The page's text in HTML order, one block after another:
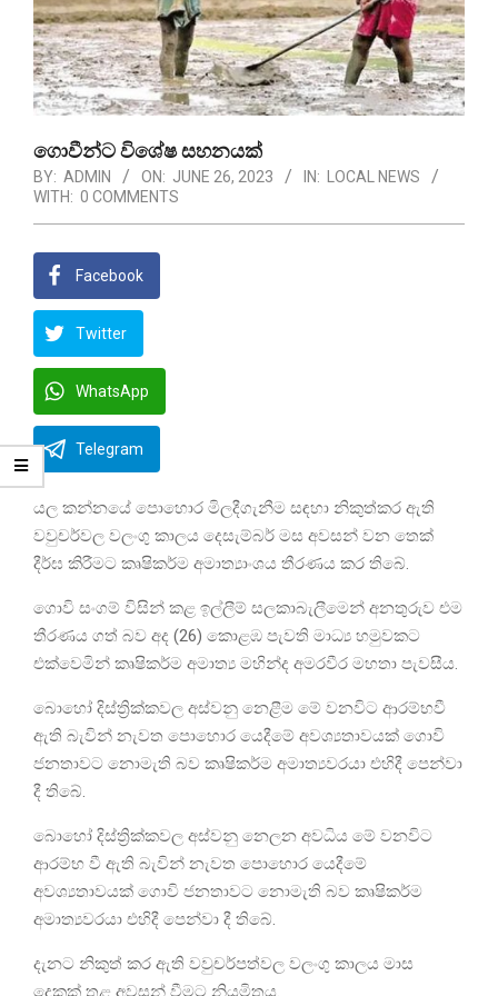
ගොවීන්ට විශේෂ සහනයක්
BY: ADMIN ON: JUNE 26, 2023 IN:
LOCAL NEWS
WITH: 0 COMMENTS
Facebook
Twitter
WhatsApp
Telegram
යල කන්නයේ පොහොර මිලදීගැනීම සඳහා නිකුත්කර ඇති
වවුචර්වල වලංගු කාලය දෙසැම්බර් මස අවසන් වන තෙක්
දීර්ඝ කිරීමට කෘෂිකර්ම අමාත්‍යාංශය තීරණය කර තිබේ.
ගොවි සංගම් විසින් කළ ඉල්ලීම් සලකාබැලීමෙන් අනතුරුව එම
තීරණය ගත් බව අද (26) කොළඹ පැවති මාධ්‍ය හමුවකට
එක්වෙමින් කෘෂිකර්ම අමාත්‍ය මහින්ද අමරවීර මහතා පැවසීය.
බොහෝ දිස්ත්‍රික්කවල අස්වනු නෙළීම මේ වනවිට ආරම්භවී
ඇති බැවින් නැවත පොහොර යෙදීමේ අවශ්‍යතාවයක් ගොවි
ජනතාවට නොමැති බව කෘෂිකර්ම අමාත්‍යවරයා එහිදී පෙන්වා
දී තිබේ.
බොහෝ දිස්ත්‍රික්කවල අස්වනු නෙලන අවධිය මේ වනවිට
ආරම්භ වී ඇති බැවින් නැවත පොහොර යෙදීමේ
අවශ්‍යතාවයක් ගොවි ජනතාවට නොමැති බව කෘෂිකර්ම
අමාත්‍යවරයා එහිදී පෙන්වා දී තිබේ.
දැනට නිකුත් කර ඇති වවුචර්පත්වල වලංගු කාලය මාස
දෙකක් තුළ අවසන් වීමට නියමිතය.